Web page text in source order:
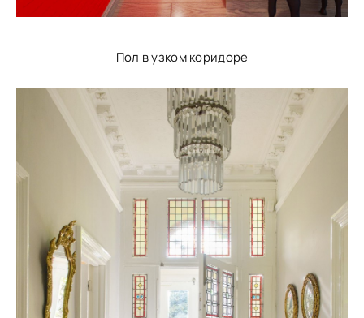
Пол в узком коридоре